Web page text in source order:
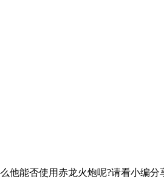
能否使用赤龙火炮呢?请看小编